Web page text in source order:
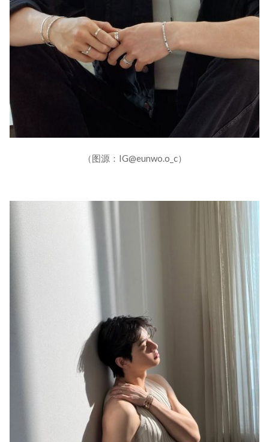
（图源：IG@eunwo.o_c）